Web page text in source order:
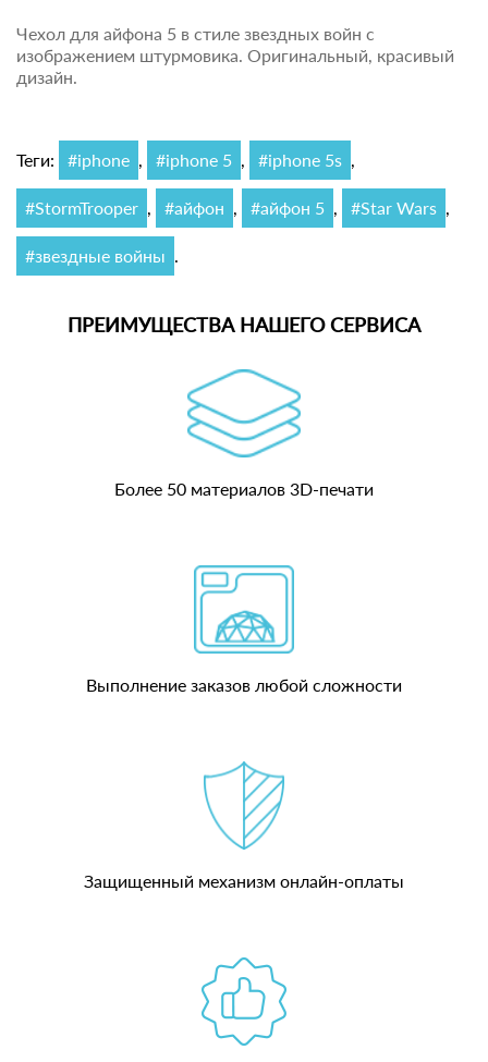
Чехол для айфона 5 в стиле звездных войн с
изображением штурмовика. Оригинальный, красивый
дизайн.
Теги: #iphone , #iphone 5 , #iphone 5s ,
#StormTrooper , #айфон , #айфон 5 , #Star Wars ,
#звездные войны .
ПРЕИМУЩЕСТВА НАШЕГО СЕРВИСА
Более 50 материалов 3D-печати
Выполнение заказов любой сложности
Защищенный механизм онлайн-оплаты